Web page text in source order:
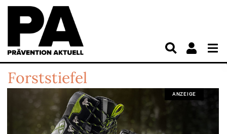
Forststiefel
ANZEIGE